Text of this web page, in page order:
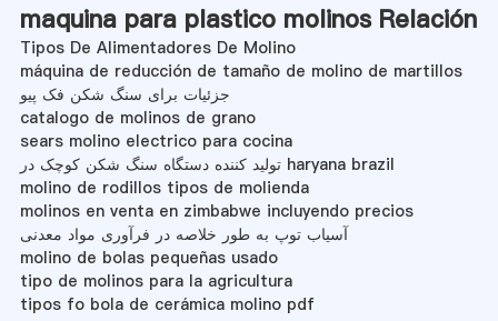
maquina para plastico molinos Relación
Tipos De Alimentadores De Molino
máquina de reducción de tamaño de molino de martillos
جزئیات برای سنگ شکن فک پیو
catalogo de molinos de grano
sears molino electrico para cocina
تولید کننده دستگاه سنگ شکن کوچک در haryana brazil
molino de rodillos tipos de molienda
molinos en venta en zimbabwe incluyendo precios
آسیاب توپ به طور خلاصه در فرآوری مواد معدنی
molino de bolas pequeñas usado
tipo de molinos para la agricultura
tipos fo bola de cerámica molino pdf